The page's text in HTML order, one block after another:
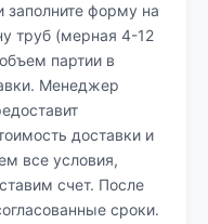
заполните форму на
труб (мерная 4-12
партии в
Менеджер
доставки и
все условия,
счет. После
сроки.